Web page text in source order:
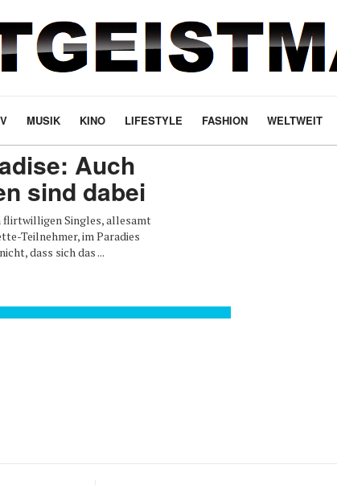
MUSIK KINO LIFESTYLE FASHION WELTWEIT
Auch
sind dabei
flirtwilligen Singles, allesamt
Teilnehmer, im Paradies
dass sich das ...